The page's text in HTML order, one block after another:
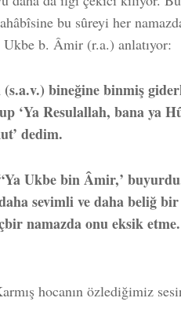
bu sûreyi her
b. Âmir (r.a.) anlatıyor:
bineğine binmiş
‘Ya Resulallah, bana ya
dedim.
Ukbe bin Âmir,’
sevimli ve daha beliğ
namazda onu eksik
hocanın özlediğimiz